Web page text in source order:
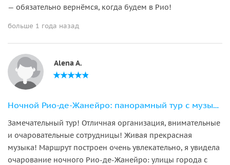
— обязательно вернёмся, когда будем в Рио!
больше 1 года назад
Alena A.
Ночной Рио-де-Жанейро: панорамный тур с музыкой на автобусе Rio Samba
Замечательный тур! Отличная организация, внимательные
и очаровательные сотрудницы! Живая прекрасная
музыка! Маршрут построен очень увлекательно, я увидела
очарование ночного Рио-де-Жанейро: улицы города с